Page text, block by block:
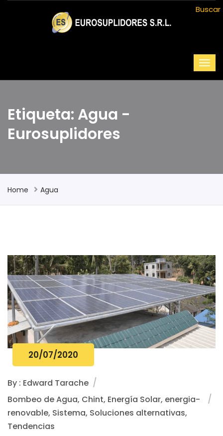
Buscar
Etiqueta: Agua -
Eurosuplidores
Home Agua
20/07/2020
By : Edward Tarache
Bombeo de Agua, Chint, Energía Solar, energia-
renovable, Sistema, Soluciones alternativas,
Tendencias